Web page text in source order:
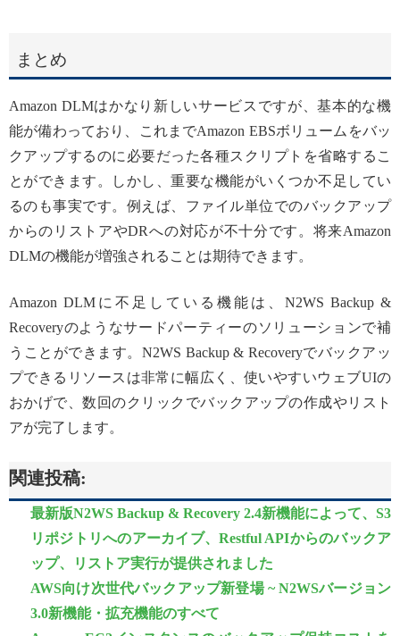
まとめ
Amazon DLMはかなり新しいサービスですが、基本的な機
能が備わっており、これまでAmazon EBSボリュームをバッ
クアップするのに必要だった各種スクリプトを省略するこ
とができます。しかし、重要な機能がいくつか不足してい
るのも事実です。例えば、ファイル単位でのバックアップ
からのリストアやDRへの対応が不十分です。将来Amazon
DLMの機能が増強されることは期待できます。
Amazon DLMに不足している機能は、N2WS Backup &
Recoveryのようなサードパーティーのソリューションで補
うことができます。N2WS Backup & Recoveryでバックアッ
プできるリソースは非常に幅広く、使いやすいウェブUIの
おかげで、数回のクリックでバックアップの作成やリスト
アが完了します。
関連投稿:
最新版N2WS Backup & Recovery 2.4新機能によって、S3
リポジトリへのアーカイブ、Restful APIからのバックア
ップ、リストア実行が提供されました
AWS向け次世代バックアップ新登場 ~ N2WSバージョン
3.0新機能・拡充機能のすべて